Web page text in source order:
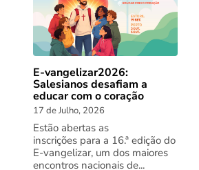
E-vangelizar2026:
Salesianos desafiam a
educar com o coração
17 de Julho, 2026
Estão abertas as
inscrições para a 16.ª edição do
E-vangelizar, um dos maiores
encontros nacionais de...